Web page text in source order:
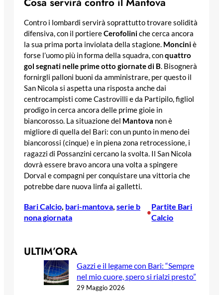
Contro i lombardi servirà soprattutto trovare solidità
difensiva, con il portiereCerofoliniche cerca ancora
la sua prima porta inviolata della stagione. Monciniè
forse l’uomo più in forma della squadra, conquattro
gol segnati nelle prime otto giornate di B. Bisognerà
fornirgli palloni buoni da amministrare, per questo il
San Nicola si aspetta una risposta anche dai
centrocampisti come Castrovilli e da Partipilo, figliol
prodigo in cerca ancora delle prime gioie in
biancorosso. La situazione del Mantova non è
migliore di quella del Bari: con un punto in meno dei
biancorossi (cinque) e in piena zona retrocessione, i
ragazzi di Possanzini cercano la svolta. Il San Nicola
dovrà essere bravo ancora una volta a spingere
Dorval e compagni per conquistare una vittoria che
potrebbe dare nuova linfa ai galletti.
Bari Calcio, bari-mantova, serie b
nona giornata
•
Partite Bari
Calcio
ULTIM’ORA
Gazzi e il legame con Bari: “Sempre
nel mio cuore, spero si rialzi presto”
29 Maggio 2026